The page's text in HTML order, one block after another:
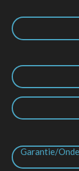
Garantie/